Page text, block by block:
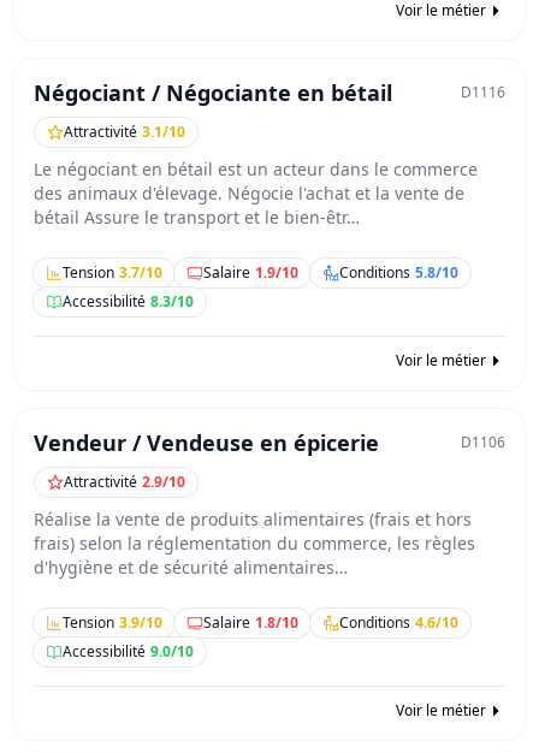
Voir le métier
Négociant / Négociante en bétail
D1116
Attractivité 3.1/10
Le négociant en bétail est un acteur dans le commerce
des animaux d'élevage. Négocie l'achat et la vente de
bétail Assure le transport et le bien-êtr…
Tension 3.7/10 Salaire 1.9/10 Conditions 5.8/10
Accessibilité 8.3/10
Voir le métier
Vendeur / Vendeuse en épicerie
D1106
Attractivité 2.9/10
Réalise la vente de produits alimentaires (frais et hors
frais) selon la réglementation du commerce, les règles
d'hygiène et de sécurité alimentaires…
Tension 3.9/10 Salaire 1.8/10 Conditions 4.6/10
Accessibilité 9.0/10
Voir le métier